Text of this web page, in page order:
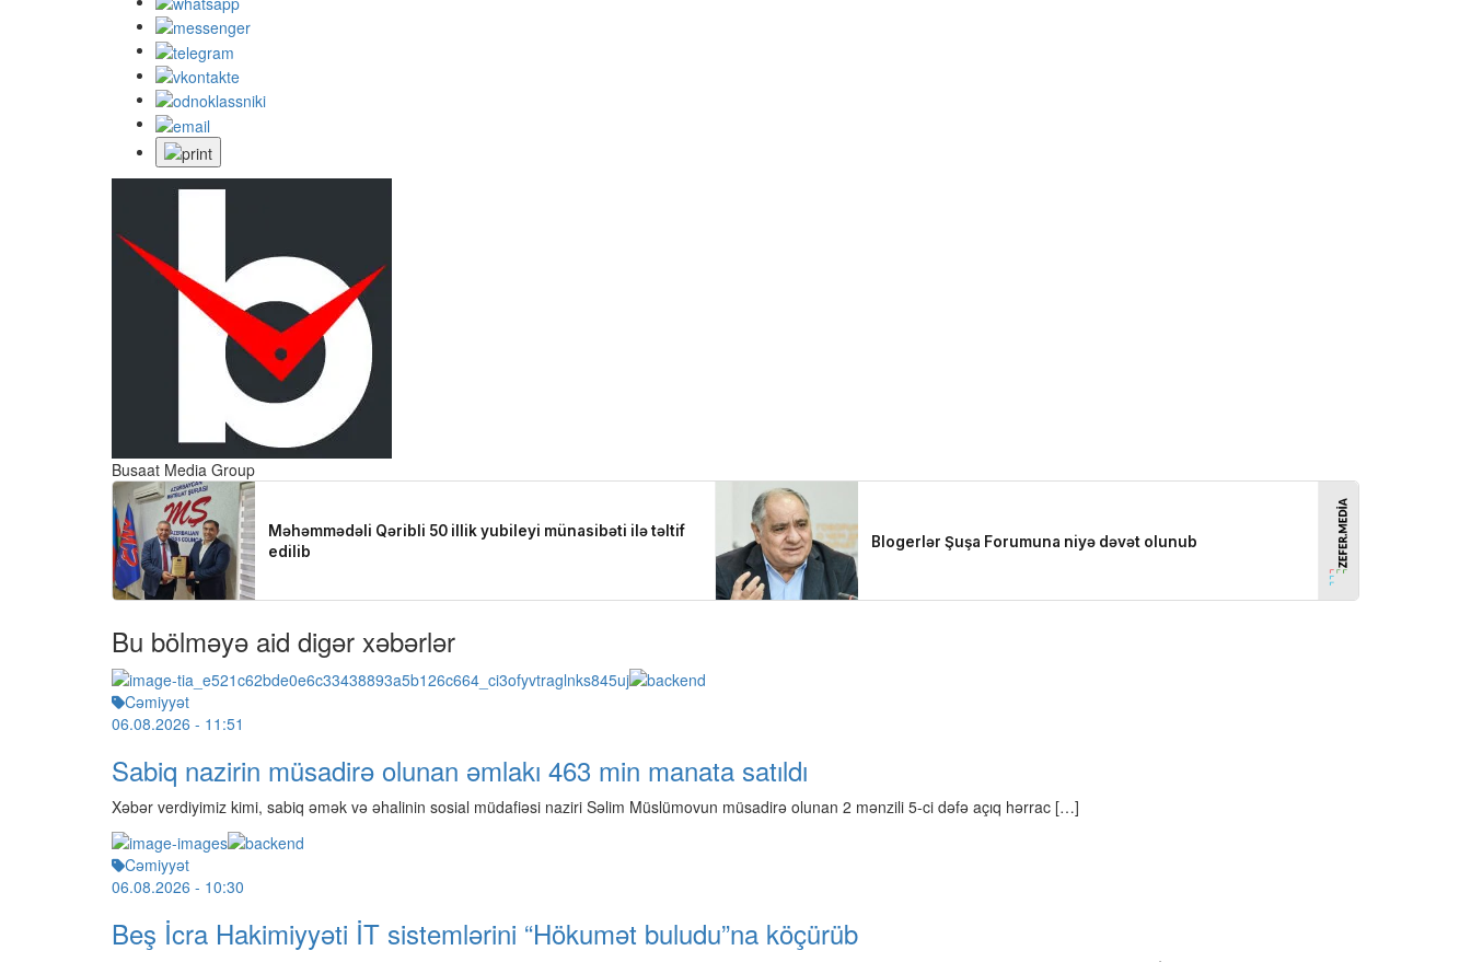
Busaat Media Group
Bu bölməyə aid digər xəbərlər
Cəmiyyət
06.08.2026 - 11:51
Sabiq nazirin müsadirə olunan əmlakı 463 min manata satıldı
Xəbər verdiyimiz kimi, sabiq əmək və əhalinin sosial müdafiəsi naziri Səlim Müslümovun müsadirə olunan 2 mənzili 5-ci dəfə açıq hərrac […]
Cəmiyyət
06.08.2026 - 10:30
Beş İcra Hakimiyyəti İT sistemlərini “Hökumət buludu”na köçürüb